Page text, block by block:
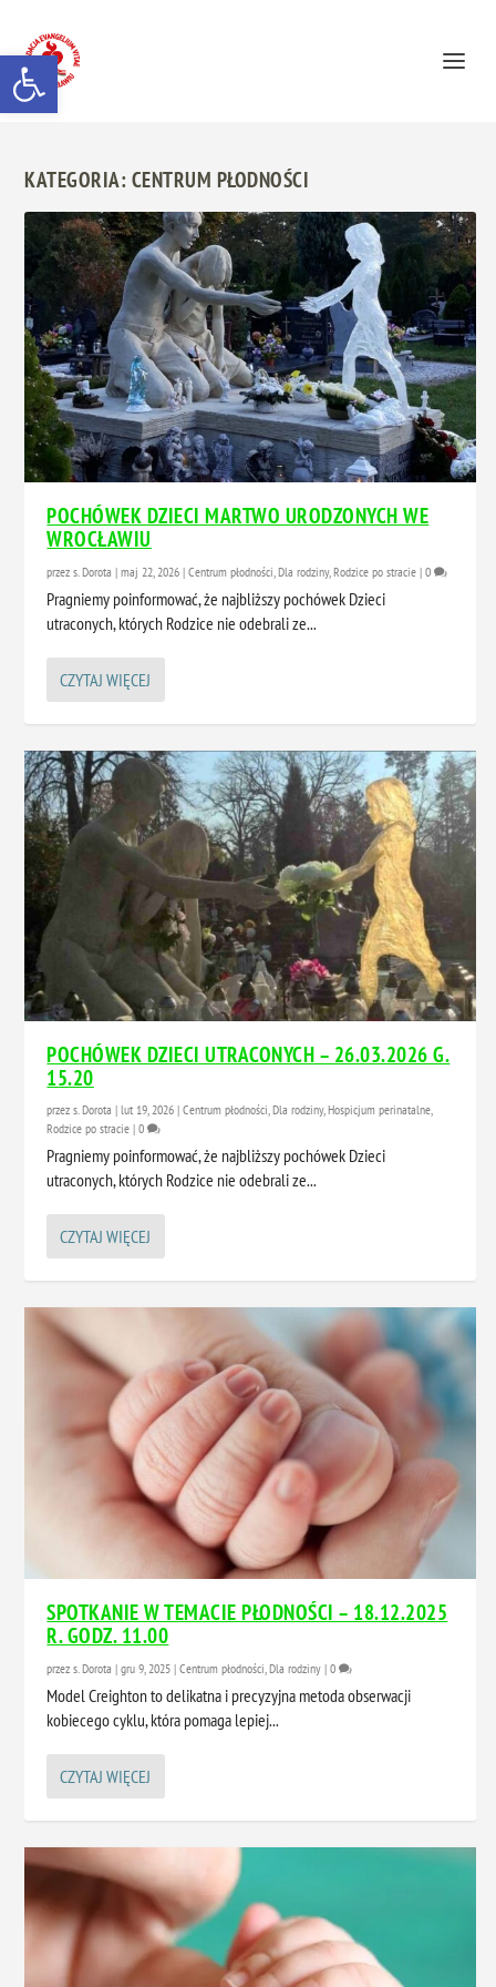
Otwórz pasek narzędzi
KATEGORIA: CENTRUM PŁODNOŚCI
POCHÓWEK DZIECI MARTWO URODZONYCH WE
WROCŁAWIU
przezs. Dorota |maj 22, 2026 |Centrum płodności,Dla rodziny,Rodzice po stracie |0
Pragniemy poinformować, że najbliższy pochówek Dzieci
utraconych, których Rodzice nie odebrali ze...
CZYTAJ WIĘCEJ
POCHÓWEK DZIECI UTRACONYCH – 26.03.2026 G.
15.20
przezs. Dorota |lut 19, 2026 |Centrum płodności,Dla rodziny,Hospicjum perinatalne,
Rodzice po stracie |0
Pragniemy poinformować, że najbliższy pochówek Dzieci
utraconych, których Rodzice nie odebrali ze...
CZYTAJ WIĘCEJ
SPOTKANIE W TEMACIE PŁODNOŚCI – 18.12.2025
R. GODZ. 11.00
przezs. Dorota |gru 9, 2025 |Centrum płodności ,Dla rodziny |0
Model Creighton to delikatna i precyzyjna metoda obserwacji
kobiecego cyklu, która pomaga lepiej...
CZYTAJ WIĘCEJ